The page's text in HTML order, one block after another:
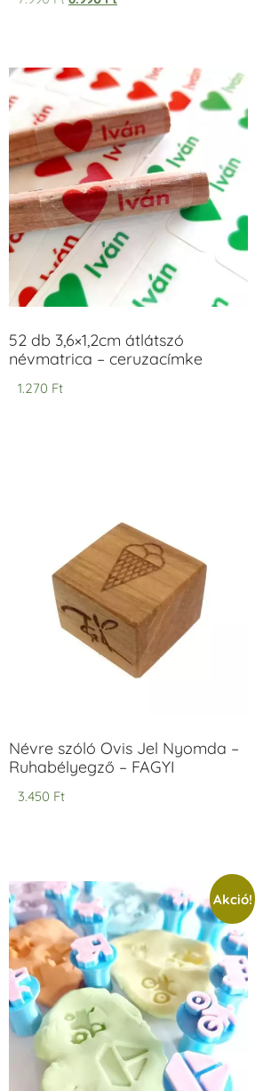
52 db 3,6×1,2cm átlátszó
névmatrica – ceruzacímke
1.270 Ft
Névre szóló Ovis Jel Nyomda –
Ruhabélyegző – FAGYI
3.450 Ft
Akció!